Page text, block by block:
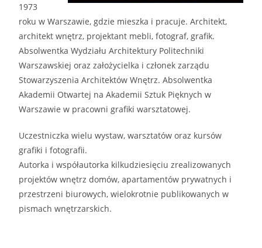
1973
roku w Warszawie, gdzie mieszka i pracuje. Architekt,
architekt wnętrz, projektant mebli, fotograf, grafik.
Absolwentka Wydziału Architektury Politechniki
Warszawskiej oraz założycielka i członek zarządu
Stowarzyszenia Architektów Wnętrz. Absolwentka
Akademii Otwartej na Akademii Sztuk Pięknych w
Warszawie w pracowni grafiki warsztatowej.
Uczestniczka wielu wystaw, warsztatów oraz kursów
grafiki i fotografii.
Autorka i współautorka kilkudziesięciu zrealizowanych
projektów wnętrz domów, apartamentów prywatnych i
przestrzeni biurowych, wielokrotnie publikowanych w
pismach wnętrzarskich.